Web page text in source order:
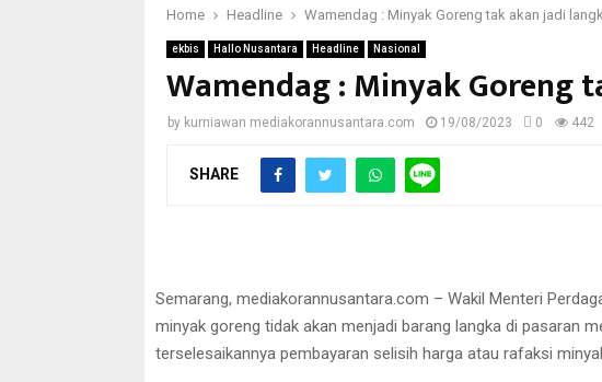
Home Headline Wamendag : Minyak Goreng tak akan jadi
ekbis Hallo Nusantara Headline Nasional
Wamendag : Minyak Goreng
by kurniawan mediakorannusantara.com 19/08/2023 0 442
SHARE
Semarang, mediakorannusantara.com – Wakil Menteri
minyak goreng tidak akan menjadi barang langka di pasaran
terselesaikannya pembayaran selisih harga atau rafaksi